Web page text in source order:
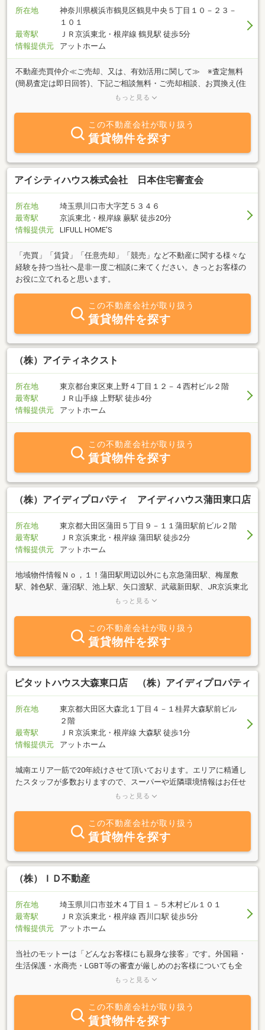
所在地
神奈川県横浜市鶴見区鶴見中央５丁目１０－２３－
１０１
最寄駅
ＪＲ京浜東北・根岸線 鶴見駅 徒歩5分
情報提供元
アットホーム
不動産売買仲介≪ご売却、又は、有効活用に関して≫ ※査定無料
(簡易査定は即日回答)、下記ご相談無料・ご売却相談、お買換え(住
宅、事業用)、任意売却、相続、訴訟前後(中)案件、住宅用事業用立
談、一棟収益(素地、アパート、ビル)、借地、底地、土地、マンシ
ョン、建築物のボリュームチェック等、建物の修繕・補強関係・当
社がご提供できる限りの不動産に関わる「法律相談・相続対策・税
務相談・建築相談等」も無料で行います。≪購入に関して≫・ご購
入相談、お買換え(住宅、事業用)、住宅用事業用融資(ローン)のご相
談、資産価値(性)のご査定(ご提案)、≪賃貸仲介・管理、コンサルテ
ォーム、保証会社付け、業務委託、不動産管理、建物解体、残置物
撤去、物件内外人死亡における業務、測量関連一切、登記関係、税
金対策、退去立会い、トラブル対応 等☆上記に関して顧問税理
会社、建築会社、火災保険コンサルティング会社等の専門
もっと見る
この不動産会社が取り扱う
賃貸物件を探す
アイシティハウス株式会社 日本住宅審査会
所在地
埼玉県川口市大字芝５３４６
最寄駅
京浜東北・根岸線 蕨駅 徒歩20分
情報提供元
LIFULL HOME'S
「売買」「賃貸」「任意売却」「競売」など不動産に関する様々な
経験を持つ当社へ是非一度ご相談に来てください。きっとお客様の
お役に立てれると思います。
この不動産会社が取り扱う
賃貸物件を探す
（株）アイティネクスト
所在地
東京都台東区東上野４丁目１２－４西村ビル２階
最寄駅
ＪＲ山手線 上野駅 徒歩4分
情報提供元
アットホーム
この不動産会社が取り扱う
賃貸物件を探す
（株）アイディプロパティ アイディハウス蒲田東口店
所在地
東京都大田区蒲田５丁目９－１１蒲田駅前ビル２階
最寄駅
ＪＲ京浜東北・根岸線 蒲田駅 徒歩2分
情報提供元
アットホーム
地域物件情報Ｎｏ，１！蒲田駅周辺以外にも京急蒲田駅、梅屋敷
駅、雑色駅、蓮沼駅、池上駅、矢口渡駅、武蔵新田駅、JR京浜東北
線、京浜急行線、京急空港線、東急池上線、東急多摩川線など大田
安・激安物件、高級物件、敷金礼金なし、ペット可、保証人不要、
バイク可、法人契約、ＵＲ賃貸、建て替え、生活保護、外国籍の方
など賃貸ならなんでもご相談下さい！♪オーナーさん大募集中！是
非お任せ下さい♪検索ページ以外にも多数物件あり！
もっと見る
この不動産会社が取り扱う
賃貸物件を探す
ピタットハウス大森東口店 （株）アイディプロパティ
所在地
東京都大田区大森北１丁目４－１桂昇大森駅前ビル
２階
最寄駅
ＪＲ京浜東北・根岸線 大森駅 徒歩1分
情報提供元
アットホーム
城南エリア一筋で20年続けさせて頂いております。エリアに精通し
たスタッフが多数おりますので、スーパーや近隣環境情報はお任せ
下さい！新人スタッフも街を知る事から始めております！お引越し
ない・・・なんて方もお気軽にご相談下さいませ。スタッフ一同親
身になってお部屋お探しいたします。ぜひ一度、お問い合わせくだ
もっと見る
この不動産会社が取り扱う
賃貸物件を探す
（株）ＩＤ不動産
所在地
埼玉県川口市並木４丁目１－５木村ビル１０１
最寄駅
ＪＲ京浜東北・根岸線 西川口駅 徒歩5分
情報提供元
アットホーム
当社のモットーは「どんなお客様にも親身な接客」です。外国籍・
生活保護・水商売・LGBT等の審査が厳しめのお客様についても全
力で交渉させていただきます。金額の面でも他社には負けません。
す。 営業時間外でも予めお電話いただければ空けておきますので、
日中のご来店が難しい方でも夜間の対応が可能です。また、賃貸物
件をメインに取り扱っておりますが、売買のお客様に対しても他社
もっと見る
この不動産会社が取り扱う
賃貸物件を探す